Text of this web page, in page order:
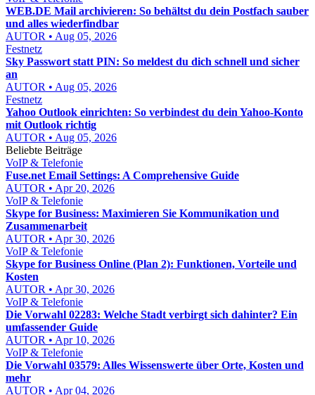
WEB.DE Mail archivieren: So behältst du dein Postfach sauber
und alles wiederfindbar
AUTOR • Aug 05, 2026
Festnetz
Sky Passwort statt PIN: So meldest du dich schnell und sicher
an
AUTOR • Aug 05, 2026
Festnetz
Yahoo Outlook einrichten: So verbindest du dein Yahoo-Konto
mit Outlook richtig
AUTOR • Aug 05, 2026
Beliebte Beiträge
VoIP & Telefonie
Fuse.net Email Settings: A Comprehensive Guide
AUTOR • Apr 20, 2026
VoIP & Telefonie
Skype for Business: Maximieren Sie Kommunikation und
Zusammenarbeit
AUTOR • Apr 30, 2026
VoIP & Telefonie
Skype for Business Online (Plan 2): Funktionen, Vorteile und
Kosten
AUTOR • Apr 30, 2026
VoIP & Telefonie
Die Vorwahl 02283: Welche Stadt verbirgt sich dahinter? Ein
umfassender Guide
AUTOR • Apr 10, 2026
VoIP & Telefonie
Die Vorwahl 03579: Alles Wissenswerte über Orte, Kosten und
mehr
AUTOR • Apr 04, 2026